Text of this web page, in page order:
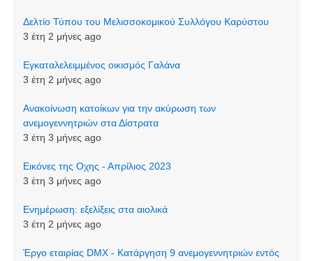
Δελτίο Τύπου του Μελισσοκομικού Συλλόγου Καρύστου
3 έτη 2 μήνες ago
Εγκαταλελειμμένος οικισμός Γαλάνα
3 έτη 2 μήνες ago
Aνακοίνωση κατοίκων για την ακύρωση των
ανεμογεννητριών στα Δίστρατα
3 έτη 3 μήνες ago
Εικόνες της Οχης - Απρίλιος 2023
3 έτη 3 μήνες ago
Ενημέρωση: εξελίξεις στα αιολικά
3 έτη 2 μήνες ago
Έργο εταιρίας DMX - Κατάργηση 9 ανεμογεννητριών εντός